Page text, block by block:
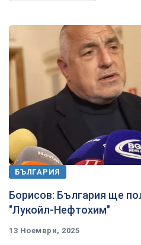
БЪЛГАРИЯ
Борисов: България ще
"Лукойл-Нефтохим"
13 Ноември, 2025